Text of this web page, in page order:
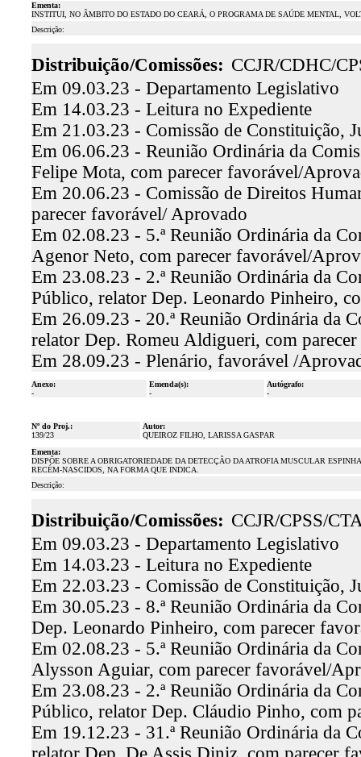
Ementa:
INSTITUI, NO ÂMBITO DO ESTADO DO CEARÁ, O PROGRAMA DE SAÚDE MENTAL,
Descrição:
Distribuição/Comissões: CCJR/CDHC/
Em 09.03.23 - Departamento Legislativo
Em 14.03.23 - Leitura no Expediente
Em 21.03.23 - Comissão de Constituição,
Em 06.06.23 - Reunião Ordinária da
Felipe Mota, com parecer favorável/
Em 20.06.23 - Comissão de Direitos
parecer favorável/ Aprovado
Em 02.08.23 - 5.ª Reunião Ordinária da
Agenor Neto, com parecer favorável/
Em 23.08.23 - 2.ª Reunião Ordinária da
Público, relator Dep. Leonardo Pinheiro,
Em 26.09.23 - 20.ª Reunião Ordinária da
relator Dep. Romeu Aldigueri, com
Em 28.09.23 - Plenário, favorável /
Anexo:
-
Emenda(s):
-
Autógrafo:
-
Nº do Proj.:
139/23
Autor:
QUEIROZ FILHO, LARISSA GASPAR
Ementa:
DISPÕE SOBRE A OBRIGATORIEDADE DA DETECÇÃO DA ATROFIA MUSCULAR
RECÉM-NASCIDOS, NA FORMA QUE INDICA.
Descrição:
Distribuição/Comissões: CCJR/CPSS/
Em 09.03.23 - Departamento Legislativo
Em 14.03.23 - Leitura no Expediente
Em 22.03.23 - Comissão de Constituição,
Em 30.05.23 - 8.ª Reunião Ordinária da
Dep. Leonardo Pinheiro, com parecer
Em 02.08.23 - 5.ª Reunião Ordinária da
Alysson Aguiar, com parecer favorável/
Em 23.08.23 - 2.ª Reunião Ordinária da
Público, relator Dep. Cláudio Pinho, com
Em 19.12.23 - 31.ª Reunião Ordinária da